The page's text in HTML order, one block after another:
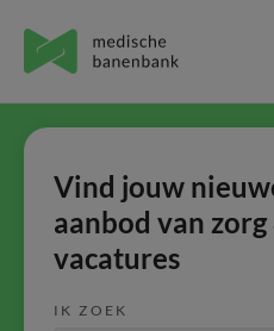
Vind jouw
aanbod van
vacatures
IK ZOEK